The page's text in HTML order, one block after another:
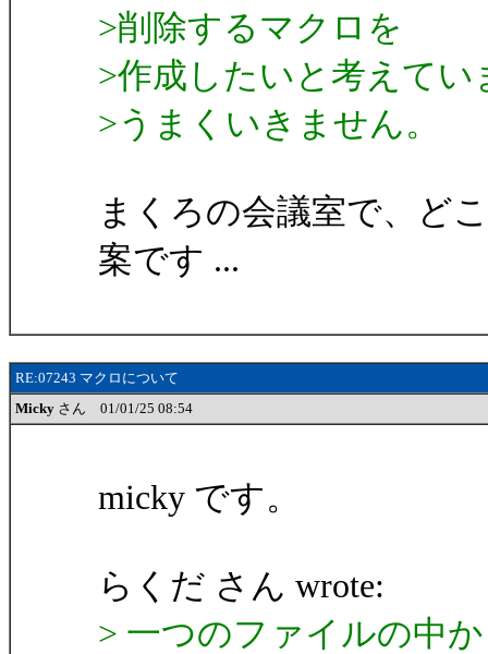
>削除するマクロを
>作成したいと考えてい
>うまくいきません。
まくろの会議室で、ど
案です ...
RE:07243 マクロについて
Micky さん 01/01/25 08:54
micky です。
らくだ さん wrote:
> 一つのファイルの中